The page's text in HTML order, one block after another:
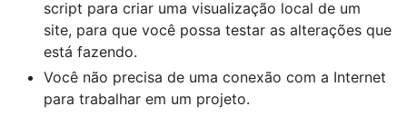
script para criar uma visualização local de um
site, para que você possa testar as alterações que
está fazendo.
Você não precisa de uma conexão com a Internet
para trabalhar em um projeto.